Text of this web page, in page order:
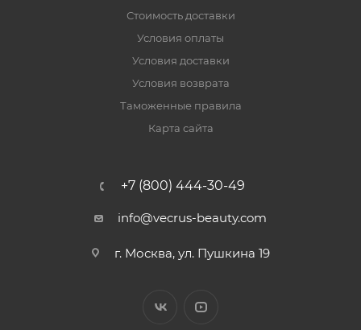
Стоимость доставки
Условия оплаты
Условия доставки
Условия возврата
Таможенные правила
Карта сайта
+7 (800) 444-30-49
info@vecrus-beauty.com
г. Москва, ул. Пушкина 19